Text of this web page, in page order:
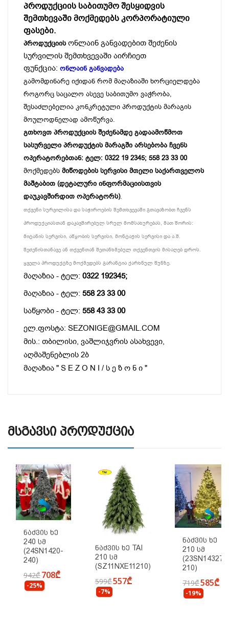
პროდუქციის საბითუმო შესყიდვის
შემთხევაში მოქმედებს კორპორატიული
ფასები.
პროდუქციის ონლაინ განვადებით შეძენის
სურვილის შემთხვევაში აირჩიეთ
ფუნქცია: ონლაინ განვადება
გამომდინარე იქიდან რომ მაღაზიაში ხორციელდება
როგორც საცალო ასევე საბითუმო ვაჭრობა,
შესაძლებელია კონკრეტული პროდუქტის მარაგის
მოულოდნელად ამოწურვა.
გთხოვთ პროდუქციის შეძენამდე გადაამოწმოთ
სასურველი პროდუქტის მარაგში არსებობა ჩვენს
ოპერატორებთან: ტელ: 0322 19 2345; 558 23 33 00
მოქმედებს მიწოდების სერვისი მთელი საქართველოს
მაშტაბით (დეტალური ინფორმაციისთვის
დაუკავშირდით ოპერატორს).
თქვენი სურვილისა და საჭიროების შემთხვევაში გთავაზობთ ჩვენს
პროდუქციასთან დაკავშირებულ სრულ მომსახურებას, მათ შორის:
მიტანის სერვისი, აწყობის სერვისი, მონტაჟის სერვისი და ა.შ.
შეძენისთანავე ან თქვენთან შეთანხმებულ თქვენთვის მისაღებ დროს.
ყველა პროდუქტზე მოქმედებს გარანტია ქარხნულ წუნზე.
მაღაზია - ტელ: 0322 192345;
მაღაზია - ტელ: 558 23 33 00
საწყობი - ტელ: 558 43 33 00
ელ.ფოსტა: SEZONIGE@GMAIL.COM
მის.: თბილისი, ვაშლიჯვრის ასახვევი,
აღმაშენებლის 2ბ
მაღაზია " S E Z O N I / ს ე ზ ო ნ ი "
Მსგავსი Პროდუქცია
Ნაძვის Ხე
240 Სმ
(24SN1420-
240)
942₾708₾
-25%
Ნაძვის Ხე TAI
210 Სმ
(SZ11NXE11210)
599₾557₾
-7%
Ნაძვის Ხე
210 Სმ
210)
719₾585₾
-19%